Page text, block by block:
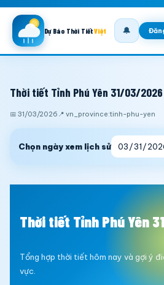
Dự Báo Thời TiếtViệt 🔔
Thời tiết Tỉnh Phú Yên 31/03/2026
📅 31/03/2026 📍 vn_province:tinh-phu-yen
Chọn ngày xem lịch sử
Thời tiết Tỉnh Phú Yên
Tổng hợp thời tiết hôm nay và gợi ý
vực.